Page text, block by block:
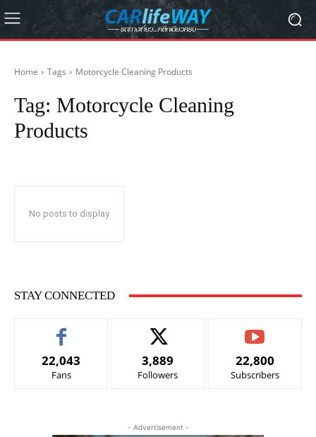
Home Tags Motorcycle Cleaning Products
Tag: Motorcycle Cleaning
Products
No posts to display
STAY CONNECTED
22,043
Fans
3,889
Followers
22,800
Subscribers
- Advertisement -